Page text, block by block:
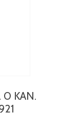
0 KAN.